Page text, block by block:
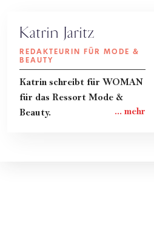
Katrin Jaritz
REDAKTEURIN FÜR MODE &
BEAUTY
Katrin schreibt für WOMAN
für das Ressort Mode &
Beauty.